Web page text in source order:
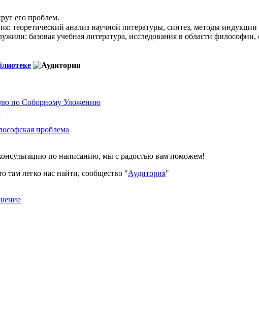
его проблем.
теоретический анализ научной литературы, синтез, методы
базовая учебная литература, исследования в области
по Соборному Уложению
проблема
по написанию, мы с радостью вам поможем!
там легко нас найти, сообщество "Аудитория"